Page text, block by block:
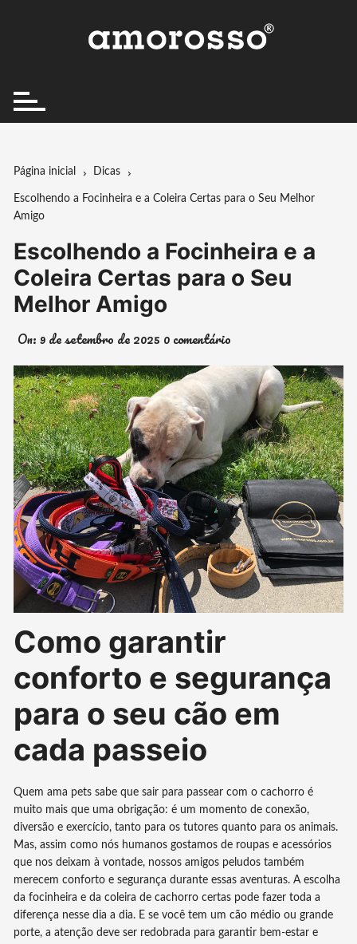
Página inicial Dicas
Escolhendo a Focinheira e a Coleira Certas para o Seu Melhor
Amigo
Escolhendo a Focinheira e a
Coleira Certas para o Seu
Melhor Amigo
On:9 de setembro de 2025 0 comentário
Como garantir
conforto e segurança
para o seu cão em
cada passeio
Quem ama pets sabe que sair para passear com o cachorro é
muito mais que uma obrigação: é um momento de conexão,
diversão e exercício, tanto para os tutores quanto para os animais.
Mas, assim como nós humanos gostamos de roupas e acessórios
que nos deixam à vontade, nossos amigos peludos também
merecem conforto e segurança durante essas aventuras. A escolha
da focinheira e da coleira de cachorro certas pode fazer toda a
diferença nesse dia a dia. E se você tem um cão médio ou grande
porte, a atenção deve ser redobrada para garantir bem-estar e